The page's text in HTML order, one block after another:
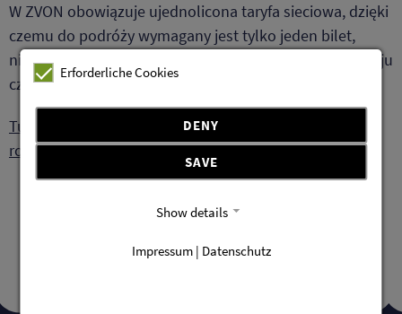
W ZVON obowiązuje ujednolicona taryfa sieciowa, dzięki
czemu do podróży wymagany jest tylko jeden bilet,
niezależnie od tego, czy korzysta się z pociągu, tramwaju
czy autobusu.
Tutaj można znaleźć więcej informacji i informacje o
rozkładzie jazdy
Erforderliche Cookies
DENY
SAVE
Show details
Impressum | Datenschutz